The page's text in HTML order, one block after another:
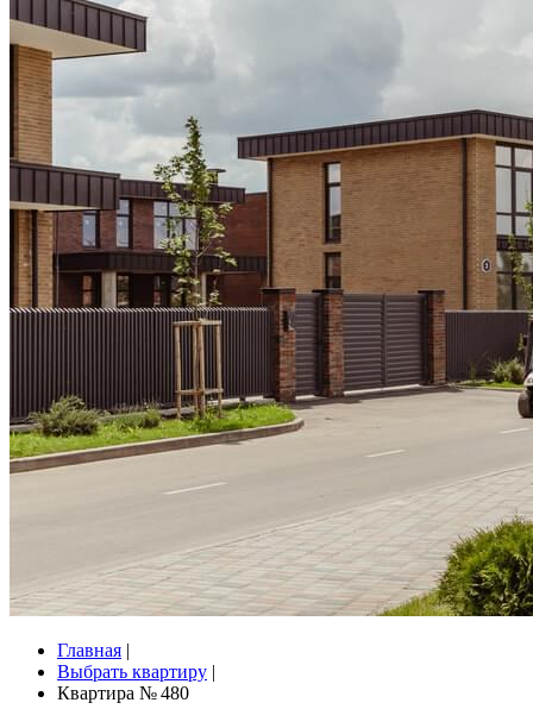
Главная |
Выбрать квартиру |
Квартира № 480